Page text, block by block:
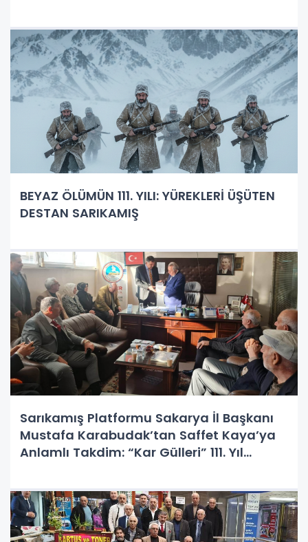
BEYAZ ÖLÜMÜN 111. YILI: YÜREKLERİ ÜŞÜTEN
DESTAN SARIKAMIŞ
Sarıkamış Platformu Sakarya İl Başkanı
Mustafa Karabudak’tan Saffet Kaya’ya
Anlamlı Takdim: “Kar Gülleri” 111. Yıl